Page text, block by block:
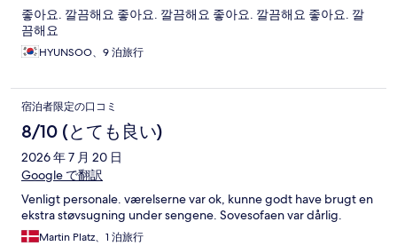
좋아요. 깔끔해요 좋아요. 깔끔해요 좋아요. 깔끔해요 좋아요. 깔
끔해요
HYUNSOO、9 泊旅行
宿泊者限定の口コミ
8/10 (とても良い)
2026 年 7 月 20 日
Google で翻訳
Venligt personale. værelserne var ok, kunne godt have brugt en
ekstra støvsugning under sengene. Sovesofaen var dårlig.
Martin Platz、1 泊旅行